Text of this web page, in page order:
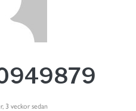
3 veckor sedan